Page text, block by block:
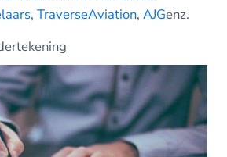
, TraverseAviation, AJGenz.